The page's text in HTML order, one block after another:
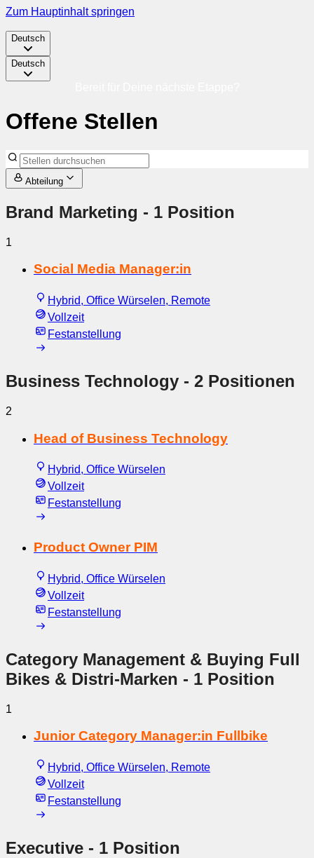
Zum Hauptinhalt springen
Deutsch
Deutsch
Offene Stellen
Abteilung
Brand Marketing - 1 Position
1
Social Media Manager:in
Hybrid, Office Würselen, Remote
Vollzeit
Festanstellung
Business Technology - 2 Positionen
2
Head of Business Technology
Hybrid, Office Würselen
Vollzeit
Festanstellung
Product Owner PIM
Hybrid, Office Würselen
Vollzeit
Festanstellung
Category Management & Buying Full
Bikes & Distri-Marken - 1 Position
1
Junior Category Manager:in Fullbike
Hybrid, Office Würselen, Remote
Vollzeit
Festanstellung
Executive - 1 Position